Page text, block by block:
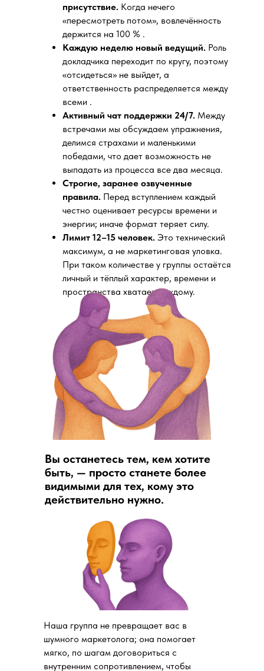
присутствие. Когда нечего
«пересмотреть потом», вовлечённость
держится на 100 % .
Каждую неделю новый ведущий. Роль
докладчика переходит по кругу, поэтому
«отсидеться» не выйдет, а
ответственность распределяется между
всеми .
Активный чат поддержки 24/7. Между
встречами мы обсуждаем упражнения,
делимся страхами и маленькими
победами, что дает возможность не
выпадать из процесса все два месяца.
Строгие, заранее озвученные
правила. Перед вступлением каждый
честно оценивает ресурсы времени и
энергии; иначе формат теряет силу.
Лимит 12–15 человек. Это технический
максимум, а не маркетинговая уловка.
При таком количестве у группы остаётся
личный и тёплый характер, времени и
пространства хватает каждому.
Наша группа не превращает вас в
шумного маркетолога; она помогает
мягко, по шагам договориться с
внутренним сопротивлением, чтобы
Вы останетесь тем, кем хотите
быть, — просто станете более
видимыми для тех, кому это
действительно нужно.